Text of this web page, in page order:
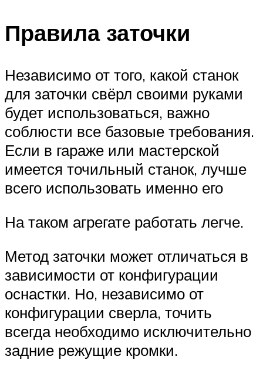
Правила заточки
Независимо от того, какой станок
для заточки свёрл своими руками
будет использоваться, важно
соблюсти все базовые требования.
Если в гараже или мастерской
имеется точильный станок, лучше
всего использовать именно его
На таком агрегате работать легче.
Метод заточки может отличаться в
зависимости от конфигурации
оснастки. Но, независимо от
конфигурации сверла, точить
всегда необходимо исключительно
задние режущие кромки.